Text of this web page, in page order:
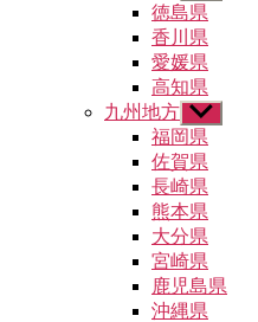
示
ブ
メ
ニ
ュ
ー
を
表
示
徳島県
香川県
愛媛県
高知県
九州地方 サ
ブ
メ
ニ
ュ
ー
を
表
示
福岡県
佐賀県
長崎県
熊本県
大分県
宮崎県
鹿児島県
沖縄県